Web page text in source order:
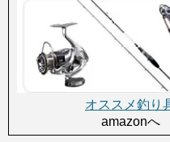
オススメ釣り
amazonへ